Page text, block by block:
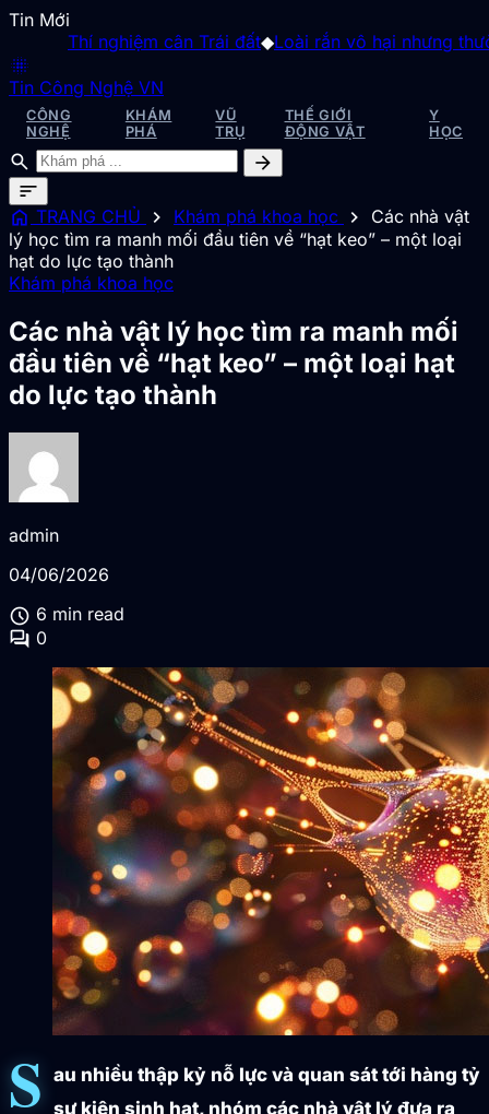
Tin Mới
Thí nghiệm cân Trái đất◆ Loài rắn vô hại nhưng thường
blur_on
Tin Công Nghệ VN
CÔNG
NGHỆ
KHÁM
PHÁ
VŨ
TRỤ
THẾ GIỚI
ĐỘNG VẬT
Y
HỌC
search
arrow_forward
sort
home TRANG CHỦ chevron_right Khám phá khoa học chevron_right
Các nhà vật
lý học tìm ra manh mối đầu tiên về “hạt keo” – một loại
hạt do lực tạo thành
Khám phá khoa học
Các nhà vật lý học tìm ra manh mối
đầu tiên về “hạt keo” – một loại hạt
do lực tạo thành
admin
04/06/2026
schedule 6 min read
forum 0
S au nhiều thập kỷ nỗ lực và quan sát tới hàng tỷ
sự kiện sinh hạt, nhóm các nhà vật lý đưa ra